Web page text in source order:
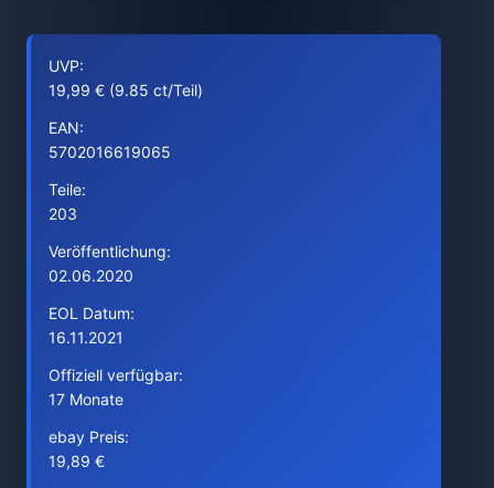
UVP:
19,99 € (9.85 ct/Teil)
EAN:
5702016619065
Teile:
203
Veröffentlichung:
02.06.2020
EOL Datum:
16.11.2021
Offiziell verfügbar:
17 Monate
ebay Preis:
19,89 €